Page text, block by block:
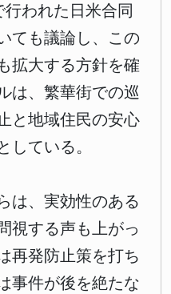
われた日米合同
ても議論し、この
拡大する方針を確
は、繁華街での巡
と地域住民の安心
している。
は、実効性のある
視する声も上がっ
再発防止策を打ち
事件が後を絶たな